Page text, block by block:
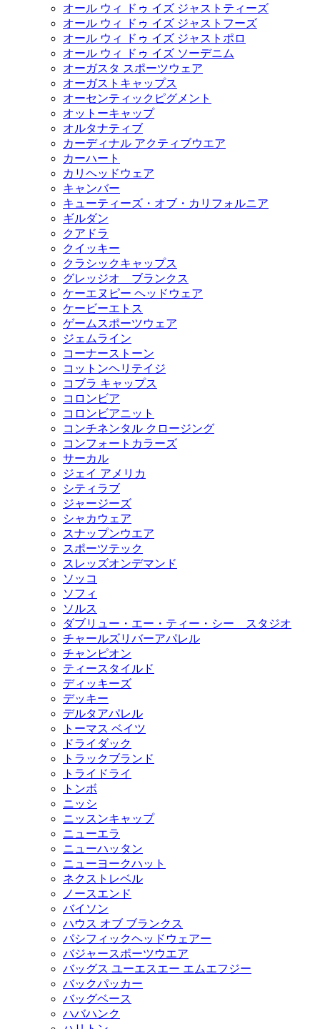
オール ウィ ドゥ イズ ジャストティーズ
オール ウィ ドゥ イズ ジャストフーズ
オール ウィ ドゥ イズ ジャストポロ
オール ウィ ドゥ イズ ソーデニム
オーガスタ スポーツウェア
オーガストキャップス
オーセンティックピグメント
オットーキャップ
オルタナティブ
カーディナル アクティブウエア
カーハート
カリヘッドウェア
キャンバー
キューティーズ・オブ・カリフォルニア
ギルダン
クアドラ
クイッキー
クラシックキャップス
グレッジオ ブランクス
ケーエヌピー ヘッドウェア
ケービーエトス
ゲームスポーツウェア
ジェムライン
コーナーストーン
コットンヘリテイジ
コブラ キャップス
コロンビア
コロンビアニット
コンチネンタル クロージング
コンフォートカラーズ
サーカル
ジェイ アメリカ
シティラブ
ジャージーズ
シャカウェア
スナップンウエア
スポーツテック
スレッズオンデマンド
ソッコ
ソフィ
ソルス
ダブリュー・エー・ティー・シー スタジオ
チャールズリバーアパレル
チャンピオン
ティースタイルド
ディッキーズ
デッキー
デルタアパレル
トーマス ベイツ
ドライダック
トラックブランド
トライドライ
トンボ
ニッシ
ニッスンキャップ
ニューエラ
ニューハッタン
ニューヨークハット
ネクストレベル
ノースエンド
バイソン
ハウス オブ ブランクス
パシフィックヘッドウェアー
バジャースポーツウエア
バッグス ユーエスエー エムエフジー
バックパッカー
バッグベース
ハバハンク